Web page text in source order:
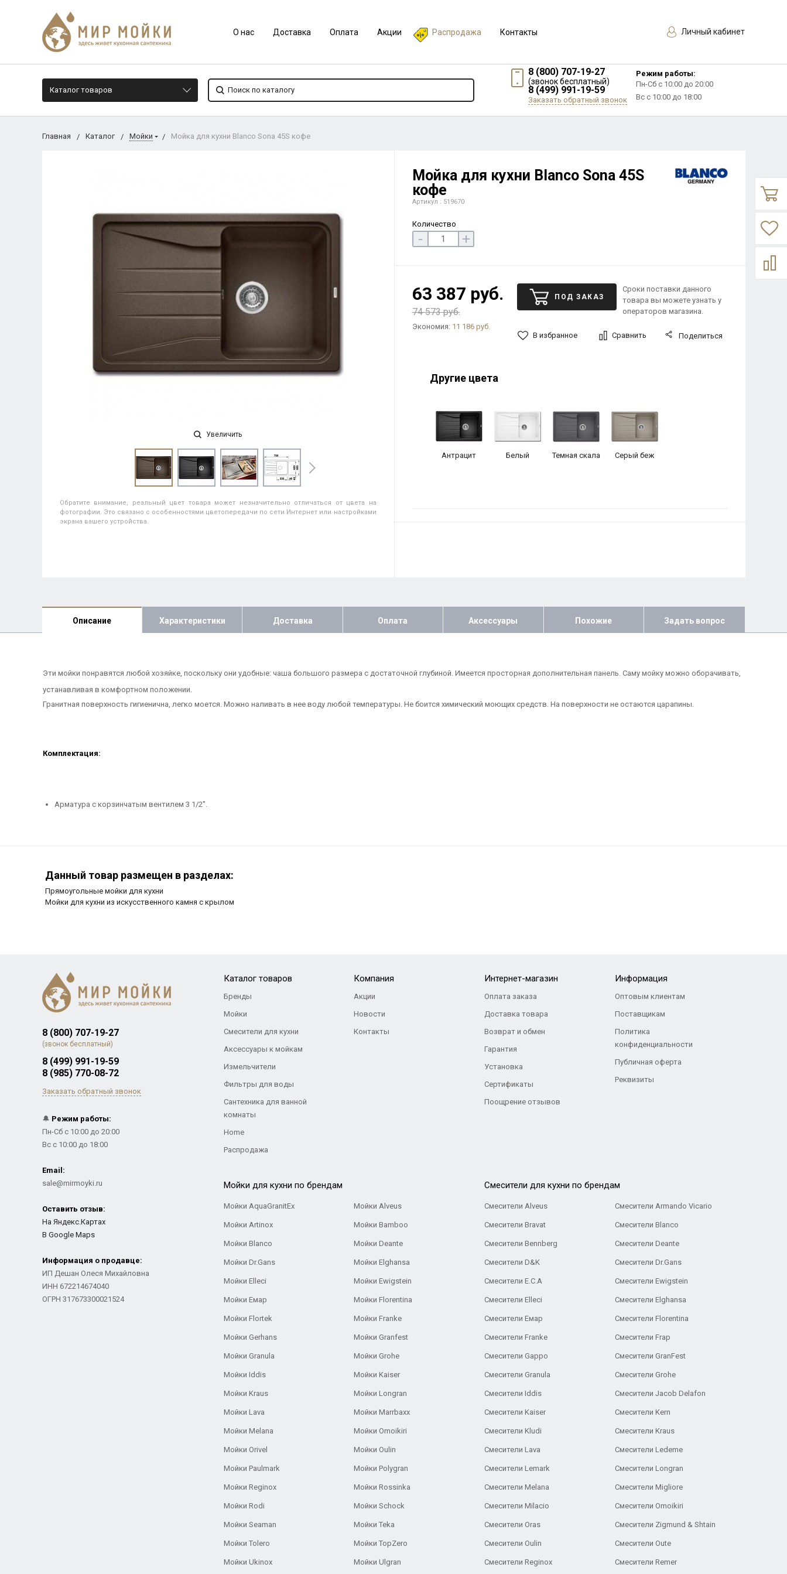
О нас Доставка Оплата Акции Распродажа Контакты Личный кабинет
Каталог товаров
8 (800) 707-19-27
(звонок бесплатный)
8 (499) 991-19-59
Заказать обратный звонок
Режим работы:
Пн-Сб с 10:00 до 20:00
Вс с 10:00 до 18:00
Главная Каталог Мойки Мойка для кухни Blanco Sona 45S кофе
Увеличить
Обратите внимание, реальный цвет товара может незначительно отличаться от цвета на
фотографии. Это связано с особенностями цветопередачи по сети Интернет или настройками
экрана вашего устройства.
Мойка для кухни Blanco Sona 45S
кофе
Артикул : 519670
Количество
- +
63 387 руб.
74 573 руб.
Экономия: 11 186 руб.
ПОД ЗАКАЗ
Сроки поставки данного
товара вы можете узнать у
операторов магазина.
В избранное Сравнить Поделиться
Другие цвета
Антрацит Белый Темная скала Серый беж
Описание Характеристики Доставка Оплата Аксессуары Похожие Задать вопрос
Эти мойки понравятся любой хозяйке, поскольку они удобные: чаша большого размера с достаточной глубиной. Имеется просторная дополнительная панель. Саму мойку можно оборачивать,
устанавливая в комфортном положении.
Гранитная поверхность гигиенична, легко моется. Можно наливать в нее воду любой температуры. Не боится химический моющих средств. На поверхности не остаются царапины.
Комплектация:
Арматура с корзинчатым вентилем 3 1/2''.
Данный товар размещен в разделах:
Прямоугольные мойки для кухни
Мойки для кухни из искусственного камня с крылом
8 (800) 707-19-27
(звонок бесплатный)
8 (499) 991-19-59
8 (985) 770-08-72
Заказать обратный звонок
🔔 Режим работы:
Пн-Сб с 10:00 до 20:00
Вс с 10:00 до 18:00
Email:
sale@mirmoyki.ru
Оставить отзыв:
На Яндекс.Картах
В Google Maps
Информация о продавце:
ИП Дешан Олеся Михайловна
ИНН 672214674040
ОГРН 317673300021524
Каталог товаров
Бренды
Мойки
Смесители для кухни
Аксессуары к мойкам
Измельчители
Фильтры для воды
Сантехника для ванной
комнаты
Home
Распродажа
Компания
Акции
Новости
Контакты
Интернет-магазин
Оплата заказа
Доставка товара
Возврат и обмен
Гарантия
Установка
Сертификаты
Поощрение отзывов
Информация
Оптовым клиентам
Поставщикам
Политика
конфиденциальности
Публичная оферта
Реквизиты
Мойки для кухни по брендам
Мойки AquaGranitEx Мойки Alveus
Мойки Artinox Мойки Bamboo
Мойки Blanco Мойки Deante
Мойки Dr.Gans Мойки Elghansa
Мойки Elleci Мойки Ewigstein
Мойки Емар Мойки Florentina
Мойки Flortek Мойки Franke
Мойки Gerhans Мойки Granfest
Мойки Granula Мойки Grohe
Мойки Iddis Мойки Kaiser
Мойки Kraus Мойки Longran
Мойки Lava Мойки Marrbaxx
Мойки Melana Мойки Omoikiri
Мойки Orivel Мойки Oulin
Мойки Paulmark Мойки Polygran
Мойки Reginox Мойки Rossinka
Мойки Rodi Мойки Schock
Мойки Seaman Мойки Teka
Мойки Tolero Мойки TopZero
Мойки Ukinox Мойки Ulgran
Cмесители для кухни по брендам
Смесители Alveus Смесители Armando Vicario
Смесители Bravat Смесители Blanco
Смесители Bennberg Смесители Deante
Смесители D&K Смесители Dr.Gans
Смесители E.C.A Cмесители Ewigstein
Смесители Elleci Смесители Elghansa
Смесители Емар Смесители Florentina
Смесители Franke Смесители Frap
Смесители Gappo Смесители GranFest
Смесители Granula Смесители Grohe
Смесители Iddis Смесители Jacob Delafon
Смесители Kaiser Смесители Kern
Смесители Kludi Смесители Kraus
Смесители Lava Смесители Ledeme
Смесители Lemark Смесители Longran
Смесители Melana Смесители Migliore
Смесители Milacio Смесители Omoikiri
Смесители Oras Смесители Zigmund & Shtain
Смесители Oulin Смесители Oute
Смесители Reginox Смесители Remer